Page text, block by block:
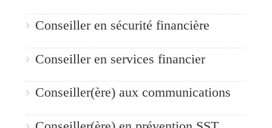
Conseiller en sécurité financière
Conseiller en services financier
Conseiller(ère) aux communications